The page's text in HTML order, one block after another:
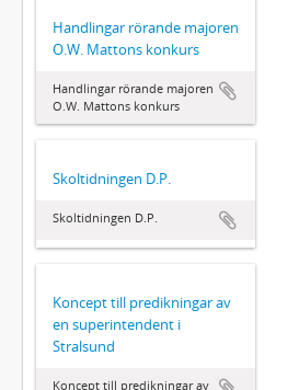
Handlingar rörande majoren
O.W. Mattons konkurs
Handlingar rörande majoren
O.W. Mattons konkurs
Skoltidningen D.P.
Skoltidningen D.P.
Koncept till predikningar av
en superintendent i
Stralsund
Koncept till predikningar av